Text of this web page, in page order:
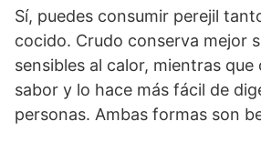
Sí, puedes consumir perejil
cocido. Crudo conserva mejor
sensibles al calor, mientras que
sabor y lo hace más fácil de
personas. Ambas formas son